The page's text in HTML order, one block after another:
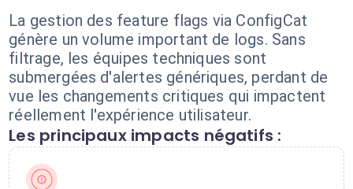
La gestion des feature flags via ConfigCat
génère un volume important de logs. Sans
filtrage, les équipes techniques sont
submergées d'alertes génériques, perdant de
vue les changements critiques qui impactent
réellement l'expérience utilisateur.
Les principaux impacts négatifs :